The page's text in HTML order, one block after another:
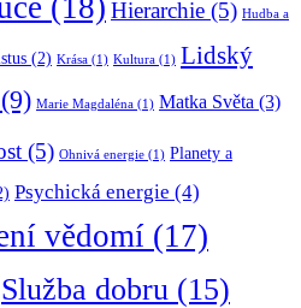
Hierarchie (5) Hudba a
(2) Krása (1) Kultura (1) Lidský
(9) Marie Magdaléna (1) Matka Světa (3)
(5) Ohnivá energie (1) Planety a
Psychická energie (4)
vědomí (17)
Služba dobru (15)